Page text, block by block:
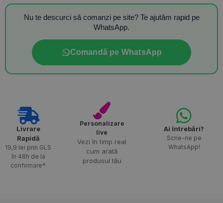
Nu te descurci să comanzi pe site? Te ajutăm rapid pe
WhatsApp.
Comandă pe WhatsApp
Livrare
Rapidă​
19,9 lei prin GLS
în 48h de la
confirmare*
Personalizare
live
Vezi în timp real
cum arată
produsul tău
Ai întrebări?
Scrie-ne pe
WhatsApp!